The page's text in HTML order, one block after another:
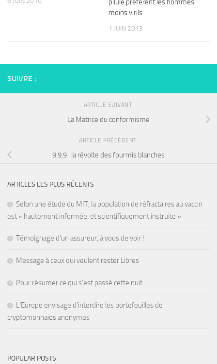
pilule préfèrent les hommes
moins virils
1 JUIN 2013
SUIVRE :
ARTICLE SUIVANT
La Matrice du conformisme
ARTICLE PRÉCÉDENT
9.9.9 : la révolte des fourmis blanches
ARTICLES LES PLUS RÉCENTS
Selon une étude du MIT, la population de réfractaires au vaccin
est « hautement informée, et scientifiquement instruite »
Témoignage d’un assureur, à vous de voir !
Message à ceux qui veulent rester Libres
Pour résumer ce qui s’est passé cette nuit…
L’Europe envisage d’interdire les portefeuilles de
cryptomonnaies anonymes
POPULAR POSTS